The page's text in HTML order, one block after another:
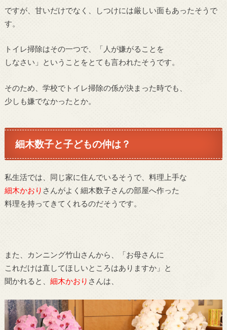
ですが、甘いだけでなく、しつけには厳しい面もあったそうで
す。
トイレ掃除はその一つで、「人が嫌がることを
しなさい」ということをとても言われたそうです。
そのため、学校でトイレ掃除の係が決まった時でも、
少しも嫌でなかったとか。
細木数子と子どもの仲は？
私生活では、同じ家に住んでいるそうで、料理上手な
細木かおり さんがよく細木数子さんの部屋へ作った
料理を持ってきてくれるのだそうです。
また、カンニング竹山さんから、「お母さんに
これだけは直してほしいところはありますか」と
聞かれると、 細木かおり さんは、